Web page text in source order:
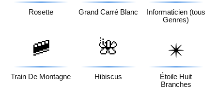
Rosette Grand Carré Blanc
Informaticien (tous
Genres)
🚞
Train De Montagne
🌺
Hibiscus
✴️
Étoile Huit
Branches